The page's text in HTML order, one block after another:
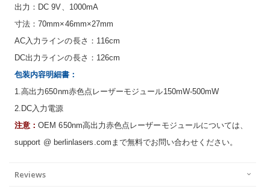
出力：DC 9V、1000mA
寸法：70mm×46mm×27mm
AC入力ラインの長さ：116cm
DC出力ラインの長さ：126cm
包装内容明細書：
1.高出力650nm赤色点レーザーモジュール150mW-500mW
2.DC入力電源
注意：OEM 650nm高出力赤色点レーザーモジュールについては、
support @ berlinlasers.comまで無料でお問い合わせください。
Reviews